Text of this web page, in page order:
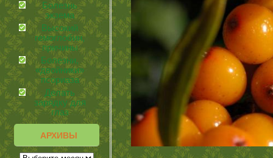
Болезнь
экзема
Высокий
гемоглобин,
причины
Болезни,
«двойники»
псориаза
Делать
зарядку для
глаз
АРХИВЫ